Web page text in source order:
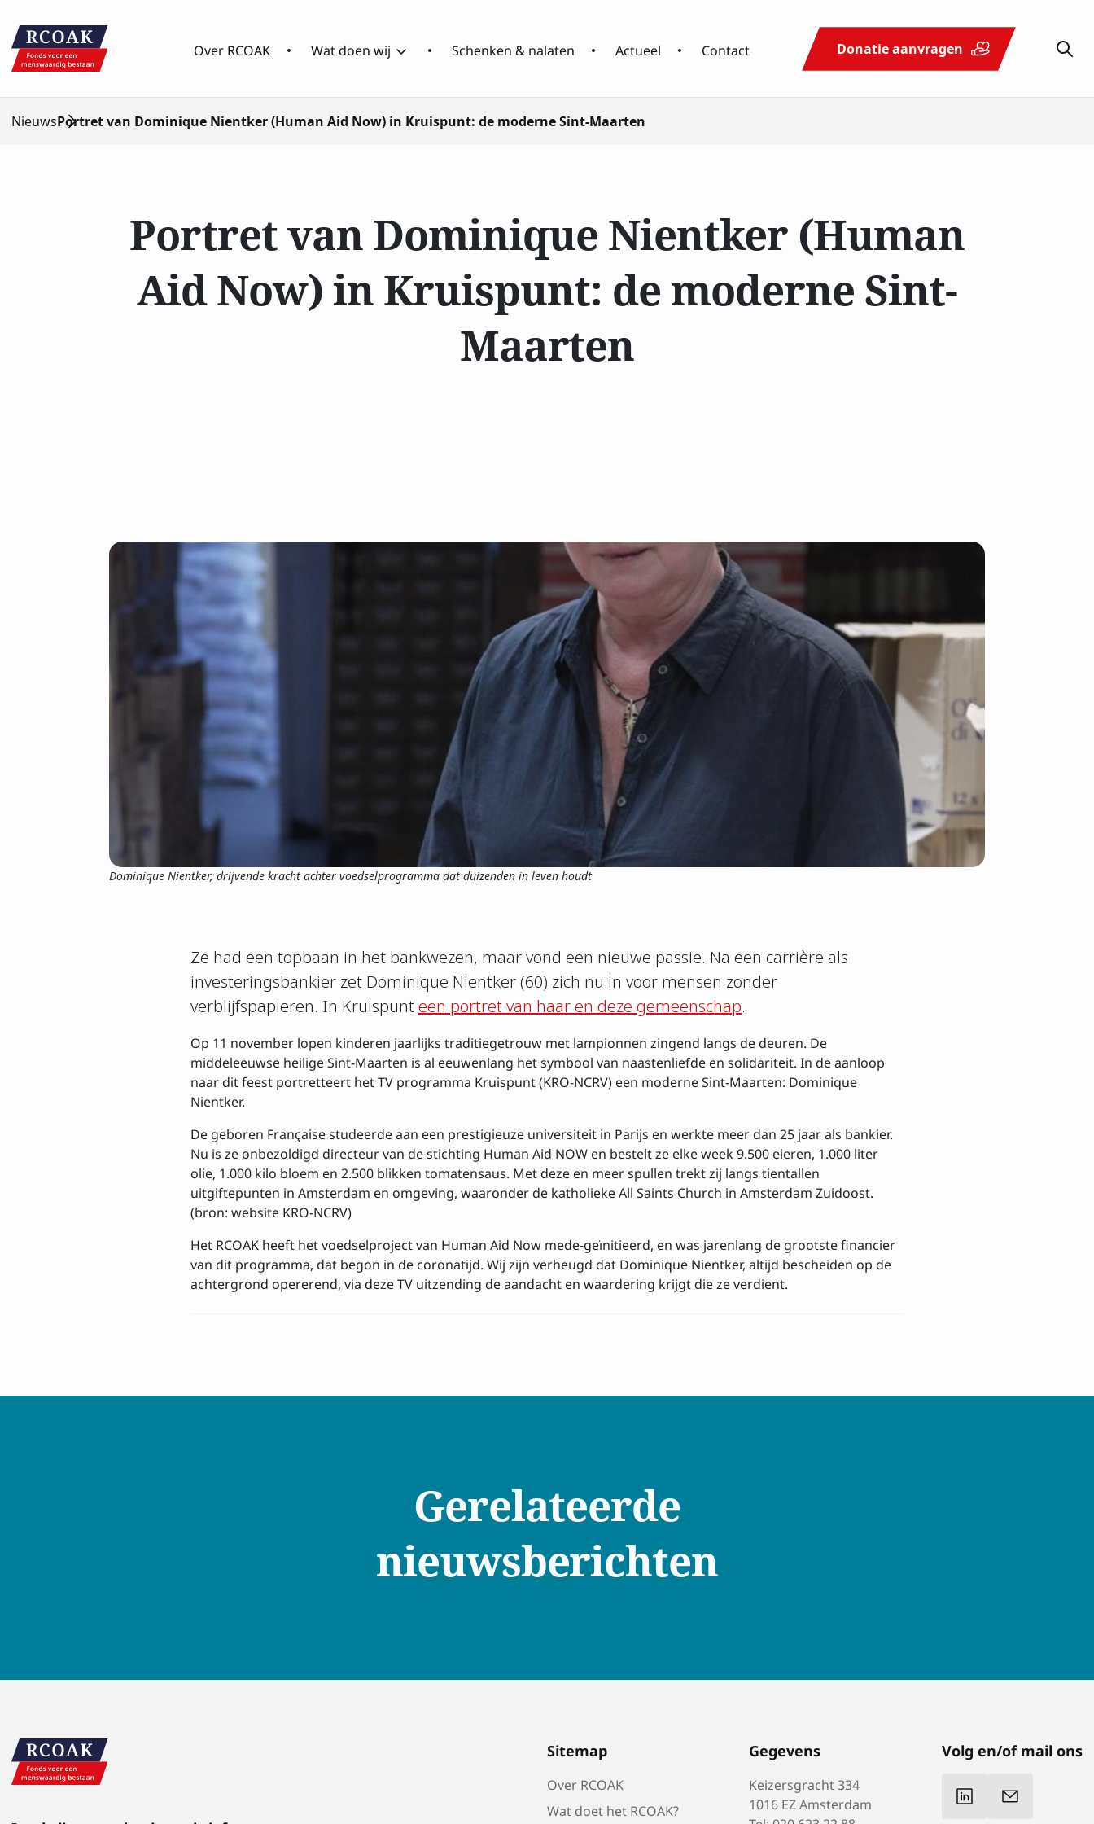
Over RCOAK Wat doen wij Schenken & nalaten Actueel Contact Donatie aanvragen
NieuwsPortret van Dominique Nientker (Human Aid Now) in Kruispunt: de moderne Sint-Maarten
Portret van Dominique Nientker (Human
Aid Now) in Kruispunt: de moderne Sint-
Maarten
Dominique Nientker, drijvende kracht achter voedselprogramma dat duizenden in leven houdt
Ze had een topbaan in het bankwezen, maar vond een nieuwe passie. Na een carrière als
investeringsbankier zet Dominique Nientker (60) zich nu in voor mensen zonder
verblijfspapieren. In Kruispunteen portret van haar en deze gemeenschap.
Op 11 november lopen kinderen jaarlijks traditiegetrouw met lampionnen zingend langs de deuren. De
middeleeuwse heilige Sint-Maarten is al eeuwenlang het symbool van naastenliefde en solidariteit. In de aanloop
naar dit feest portretteert het TV programma Kruispunt (KRO-NCRV) een moderne Sint-Maarten: Dominique
Nientker.
De geboren Française studeerde aan een prestigieuze universiteit in Parijs en werkte meer dan 25 jaar als bankier.
Nu is ze onbezoldigd directeur van de stichting Human Aid NOW en bestelt ze elke week 9.500 eieren, 1.000 liter
olie, 1.000 kilo bloem en 2.500 blikken tomatensaus. Met deze en meer spullen trekt zij langs tientallen
uitgiftepunten in Amsterdam en omgeving, waaronder de katholieke All Saints Church in Amsterdam Zuidoost.
(bron: website KRO-NCRV)
Het RCOAK heeft het voedselproject van Human Aid Now mede-geïnitieerd, en was jarenlang de grootste financier
van dit programma, dat begon in de coronatijd. Wij zijn verheugd dat Dominique Nientker, altijd bescheiden op de
achtergrond opererend, via deze TV uitzending de aandacht en waardering krijgt die ze verdient.
Gerelateerde
nieuwsberichten
Voornaam Achtenaam
E-mailadres
Privacy
Inschrijven
Sitemap
Over RCOAK
Wat doet het RCOAK?
Gegevens
Keizersgracht 334
1016 EZ Amsterdam
Volg en/of mail ons